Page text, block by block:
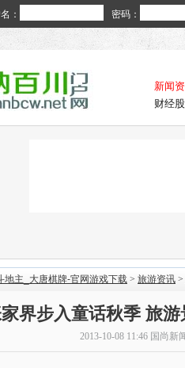
： 密码：
新闻
财经
地主_大唐棋牌-官网游戏下载 > 旅游资讯 >
界步入童话秋季 旅
2013-10-08 11:46 国尚新